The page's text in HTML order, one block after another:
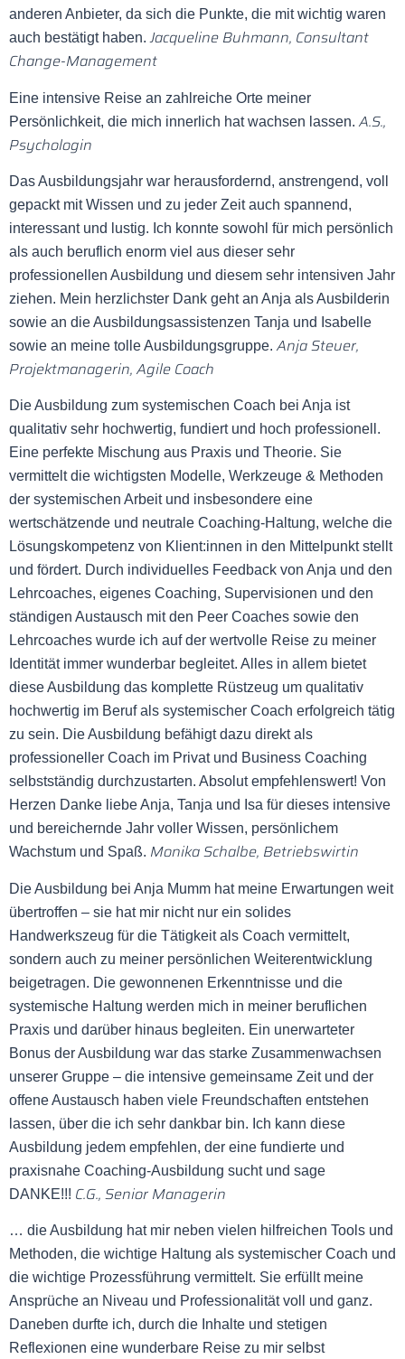
anderen Anbieter, da sich die Punkte, die mit wichtig waren
auch bestätigt haben. Jacqueline Buhmann, Consultant
Change-Management
Eine intensive Reise an zahlreiche Orte meiner
Persönlichkeit, die mich innerlich hat wachsen lassen. A.S.,
Psychologin
Das Ausbildungsjahr war herausfordernd, anstrengend, voll
gepackt mit Wissen und zu jeder Zeit auch spannend,
interessant und lustig. Ich konnte sowohl für mich persönlich
als auch beruflich enorm viel aus dieser sehr
professionellen Ausbildung und diesem sehr intensiven Jahr
ziehen. Mein herzlichster Dank geht an Anja als Ausbilderin
sowie an die Ausbildungsassistenzen Tanja und Isabelle
sowie an meine tolle Ausbildungsgruppe. Anja Steuer,
Projektmanagerin, Agile Coach
Die Ausbildung zum systemischen Coach bei Anja ist
qualitativ sehr hochwertig, fundiert und hoch professionell.
Eine perfekte Mischung aus Praxis und Theorie. Sie
vermittelt die wichtigsten Modelle, Werkzeuge & Methoden
der systemischen Arbeit und insbesondere eine
wertschätzende und neutrale Coaching-Haltung, welche die
Lösungskompetenz von Klient:innen in den Mittelpunkt stellt
und fördert. Durch individuelles Feedback von Anja und den
Lehrcoaches, eigenes Coaching, Supervisionen und den
ständigen Austausch mit den Peer Coaches sowie den
Lehrcoaches wurde ich auf der wertvolle Reise zu meiner
Identität immer wunderbar begleitet. Alles in allem bietet
diese Ausbildung das komplette Rüstzeug um qualitativ
hochwertig im Beruf als systemischer Coach erfolgreich tätig
zu sein. Die Ausbildung befähigt dazu direkt als
professioneller Coach im Privat und Business Coaching
selbstständig durchzustarten. Absolut empfehlenswert! Von
Herzen Danke liebe Anja, Tanja und Isa für dieses intensive
und bereichernde Jahr voller Wissen, persönlichem
Wachstum und Spaß. Monika Schalbe, Betriebswirtin
Die Ausbildung bei Anja Mumm hat meine Erwartungen weit
übertroffen – sie hat mir nicht nur ein solides
Handwerkszeug für die Tätigkeit als Coach vermittelt,
sondern auch zu meiner persönlichen Weiterentwicklung
beigetragen. Die gewonnenen Erkenntnisse und die
systemische Haltung werden mich in meiner beruflichen
Praxis und darüber hinaus begleiten. Ein unerwarteter
Bonus der Ausbildung war das starke Zusammenwachsen
unserer Gruppe – die intensive gemeinsame Zeit und der
offene Austausch haben viele Freundschaften entstehen
lassen, über die ich sehr dankbar bin. Ich kann diese
Ausbildung jedem empfehlen, der eine fundierte und
praxisnahe Coaching-Ausbildung sucht und sage
DANKE!!! C.G., Senior Managerin
… die Ausbildung hat mir neben vielen hilfreichen Tools und
Methoden, die wichtige Haltung als systemischer Coach und
die wichtige Prozessführung vermittelt. Sie erfüllt meine
Ansprüche an Niveau und Professionalität voll und ganz.
Daneben durfte ich, durch die Inhalte und stetigen
Reflexionen eine wunderbare Reise zu mir selbst